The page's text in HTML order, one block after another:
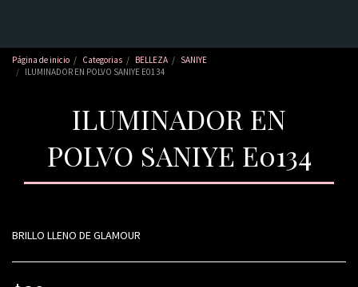
Página de inicio Categorias BELLEZA
SANIYE
ILUMINADOR EN POLVO SANIYE E0134
ILUMINADOR EN
POLVO SANIYE E0134
BRILLO LLENO DE GLAMOUR